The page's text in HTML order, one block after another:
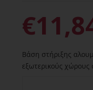
Βάση στήριξης
εξωτερικούς